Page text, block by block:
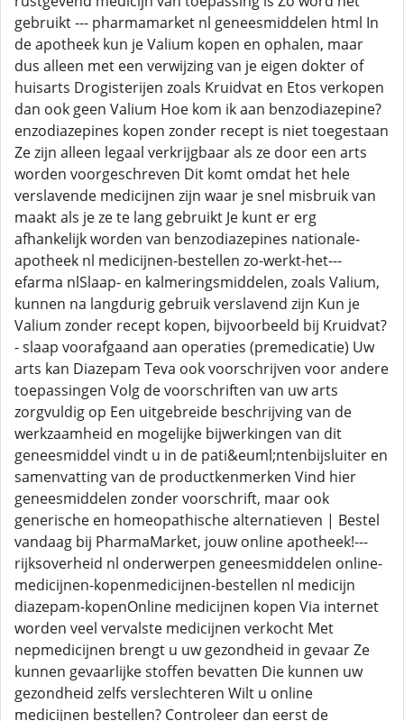
gebruikt --- pharmamarket nl geneesmiddelen html In
de apotheek kun je Valium kopen en ophalen, maar
dus alleen met een verwijzing van je eigen dokter of
huisarts Drogisterijen zoals Kruidvat en Etos verkopen
dan ook geen Valium Hoe kom ik aan benzodiazepine?
enzodiazepines kopen zonder recept is niet toegestaan
Ze zijn alleen legaal verkrijgbaar als ze door een arts
worden voorgeschreven Dit komt omdat het hele
verslavende medicijnen zijn waar je snel misbruik van
maakt als je ze te lang gebruikt Je kunt er erg
afhankelijk worden van benzodiazepines nationale-
apotheek nl medicijnen-bestellen zo-werkt-het---
efarma nlSlaap- en kalmeringsmiddelen, zoals Valium,
kunnen na langdurig gebruik verslavend zijn Kun je
Valium zonder recept kopen, bijvoorbeeld bij Kruidvat?
- slaap voorafgaand aan operaties (premedicatie) Uw
arts kan Diazepam Teva ook voorschrijven voor andere
toepassingen Volg de voorschriften van uw arts
zorgvuldig op Een uitgebreide beschrijving van de
werkzaamheid en mogelijke bijwerkingen van dit
geneesmiddel vindt u in de pati&euml;ntenbijsluiter en
samenvatting van de productkenmerken Vind hier
geneesmiddelen zonder voorschrift, maar ook
generische en homeopathische alternatieven | Bestel
vandaag bij PharmaMarket, jouw online apotheek!---
rijksoverheid nl onderwerpen geneesmiddelen online-
medicijnen-kopenmedicijnen-bestellen nl medicijn
diazepam-kopenOnline medicijnen kopen Via internet
worden veel vervalste medicijnen verkocht Met
nepmedicijnen brengt u uw gezondheid in gevaar Ze
kunnen gevaarlijke stoffen bevatten Die kunnen uw
gezondheid zelfs verslechteren Wilt u online
medicijnen bestellen? Controleer dan eerst de